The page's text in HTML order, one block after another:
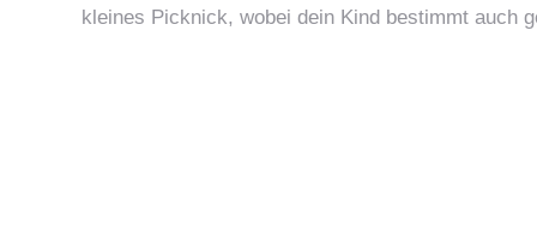
kleines Picknick, wobei dein Kind bestimmt auch